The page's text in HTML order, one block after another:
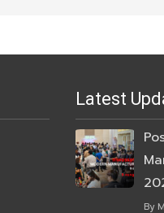
Latest
By